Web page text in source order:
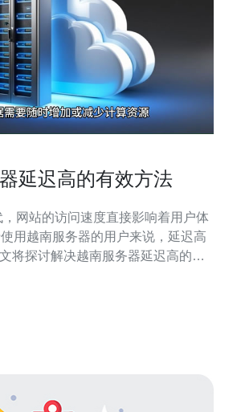
延迟高的有效方法
用越南服务器的用户来说，延迟高
将探讨解决越南服务器延迟高的有